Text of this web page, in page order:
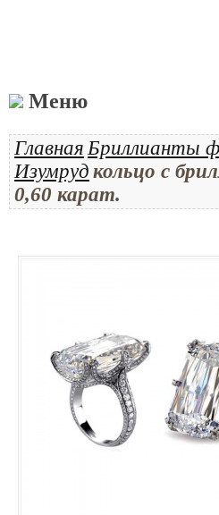
Меню
Главная Бриллианты
Изумруд кольцо с
0,60 карат.